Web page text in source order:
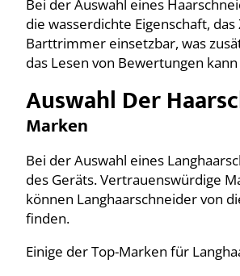
Bei der Auswahl eines
die wasserdichte Eigenschaft,
Barttrimmer einsetzbar, was
das Lesen von Bewertungen
Auswahl Der
Marken
Bei der Auswahl eines
des Geräts. Vertrauenswürdige
können Langhaarschneider von
finden.
Einige der Top-Marken für